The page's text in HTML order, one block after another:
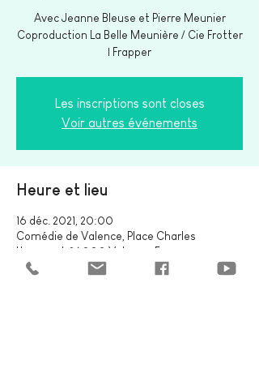
Avec Jeanne Bleuse et Pierre Meunier
Coproduction La Belle Meunière / Cie Frotter
Les inscriptions sont closes
Voir autres événements
Heure et lieu
16 déc. 2021, 20:00
Comédie de Valence, Place Charles
Huguenel, 26000 Valence, France